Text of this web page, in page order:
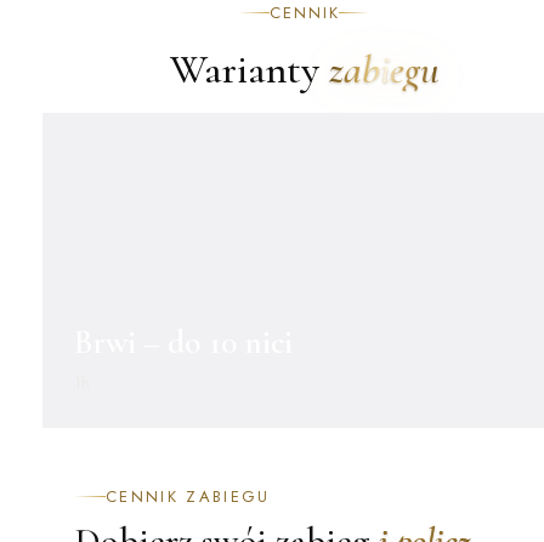
CENNIK
Wariantyzabiegu
CENNIK ZABIEGU